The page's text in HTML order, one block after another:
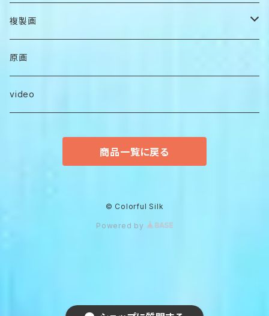
複製画
ミストグラフ(限定エディション）
ポストカード
原画
video
商品一覧に戻る
© Colorful Silk
Powered by